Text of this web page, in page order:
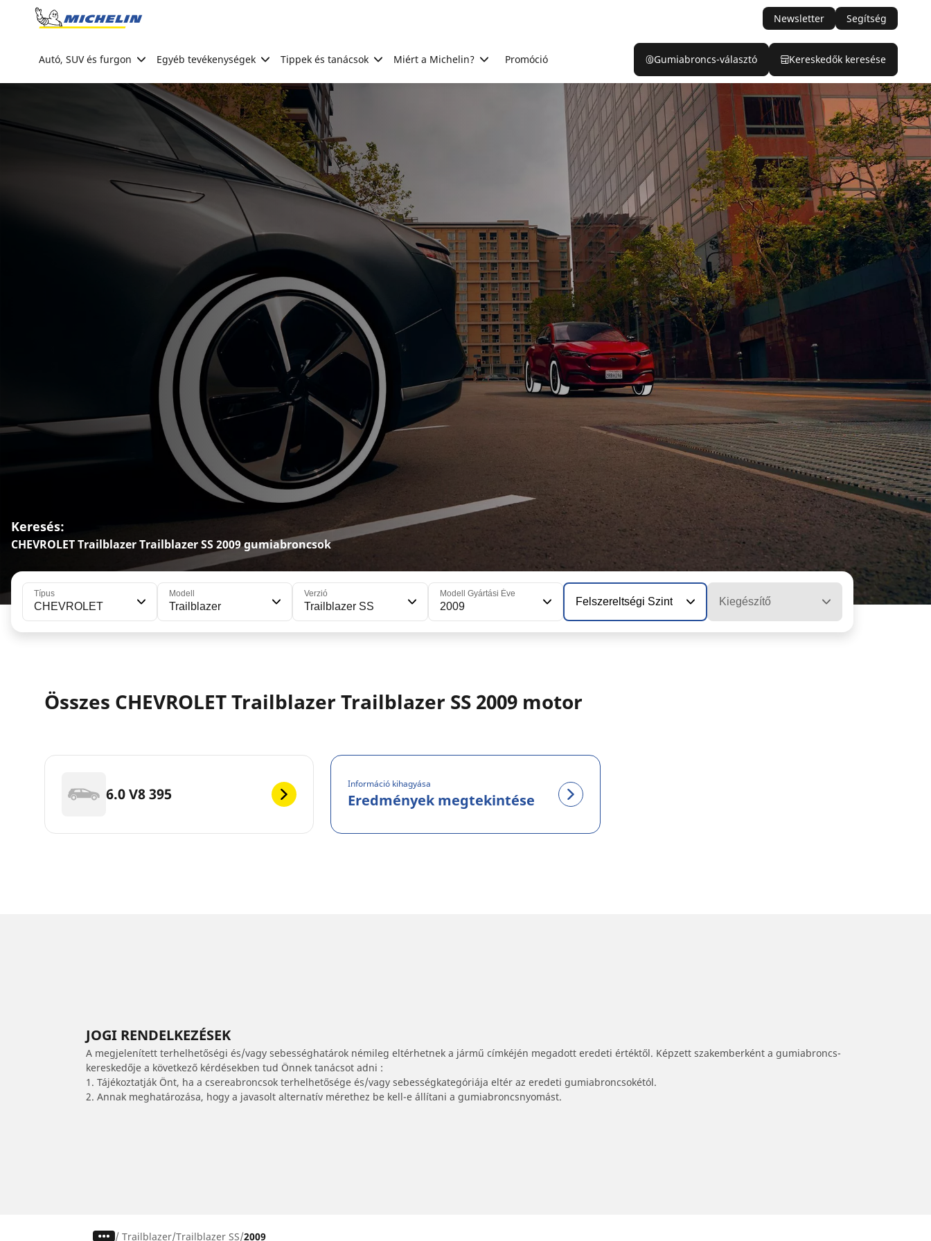
Go to page content
Newsletter Segítség
Autó, SUV és furgon Egyéb tevékenységek Tippek és tanácsok Miért a Michelin? Promóció Gumiabroncs-választó Kereskedők keresése
Keresés:
CHEVROLET Trailblazer Trailblazer SS 2009 gumiabroncsok
Típus
CHEVROLET
Modell
Trailblazer
Verzió
Trailblazer SS
Modell Gyártási Éve
2009 Felszereltségi Szint Kiegészítő
Összes CHEVROLET Trailblazer Trailblazer SS 2009 motor
6.0 V8 395
Információ kihagyása
Eredmények megtekintése
JOGI RENDELKEZÉSEK
A megjelenített terhelhetőségi és/vagy sebességhatárok némileg eltérhetnek a jármű címkéjén megadott eredeti értéktől. Képzett szakemberként a gumiabroncs-
kereskedője a következő kérdésekben tud Önnek tanácsot adni :
1. Tájékoztatják Önt, ha a csereabroncsok terhelhetősége és/vagy sebességkategóriája eltér az eredeti gumiabroncsokétól.
2. Annak meghatározása, hogy a javasolt alternatív mérethez be kell-e állítani a gumiabroncsnyomást.
/ Trailblazer Trailblazer SS 2009